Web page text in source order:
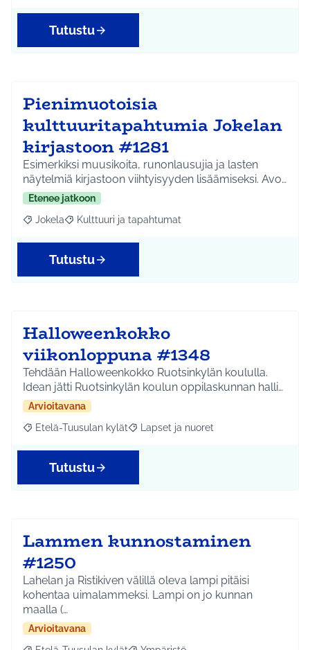
Tutustu
Pienimuotoisia
kulttuuritapahtumia Jokelan
kirjastoon #1281
Esimerkiksi muusikoita, runonlausujia ja lasten
näytelmiä kirjastoon viihtyisyyden lisäämiseksi. Avo…
Etenee jatkoon
Rajaa tulokset aihepiirin mukaan: Jokela
Jokela Rajaa tulokset teeman mukaan: Kulttuuri ja
Kulttuuri ja tapahtumat
Tutustu
Halloweenkokko
viikonloppuna #1348
Tehdään Halloweenkokko Ruotsinkylän koululla.
Idean jätti Ruotsinkylän koulun oppilaskunnan halli…
Arvioitavana
Rajaa tulokset aihepiirin mukaan: Etelä-Tuusulan kylät
Etelä-Tuusulan kylät Rajaa tulokset teeman mukaan: Lapset
Lapset ja nuoret
Tutustu
Lammen kunnostaminen
#1250
Lahelan ja Ristikiven välillä oleva lampi pitäisi
kohentaa uimalammeksi. Lampi on jo kunnan
maalla (…
Arvioitavana